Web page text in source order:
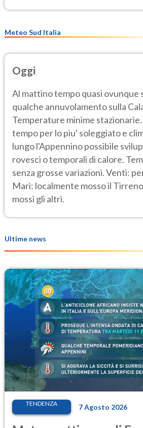
Meteo Sud Italia
Oggi
Al mattino tempo quasi ovunque
qualche annuvolamento sulla
Temperature minime
tempo per lo piu' soleggiato e
lungo l'Appennino possibile
rovesci o temporali di calore.
senza grosse variazioni. Venti:
Mari: localmente mosso il
mossi gli altri.
Ultime news
TENDENZA 7 Agosto 2026